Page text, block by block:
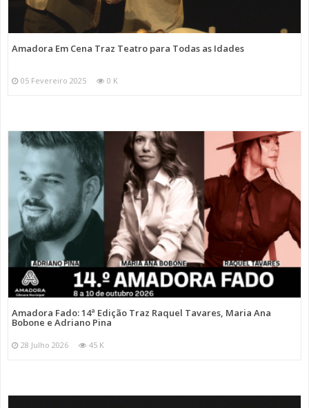
Amadora Em Cena Traz Teatro para Todas as Idades
05 Fevereiro 2025 0 K
Amadora Fado: 14ª Edição Traz Raquel Tavares, Maria Ana
Bobone e Adriano Pina
28 Julho 2026 45 K